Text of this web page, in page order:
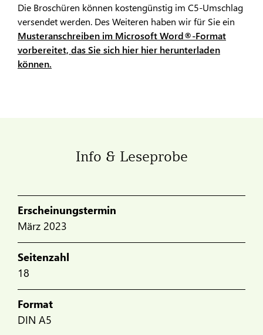
Die Broschüren können kostengünstig im C5-Umschlag
versendet werden. Des Weiteren haben wir für Sie ein
Musteranschreiben im Microsoft Word®-Format
vorbereitet, das Sie sich hier hier herunterladen
können.
Info & Leseprobe
Erscheinungstermin
März 2023
Seitenzahl
18
Format
DIN A5